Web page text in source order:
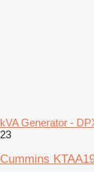
kVA Generator -
23
Cummins